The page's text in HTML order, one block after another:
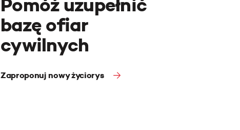
Pomóż uzupełnić
bazę ofiar
cywilnych
Zaproponuj nowy życiorys